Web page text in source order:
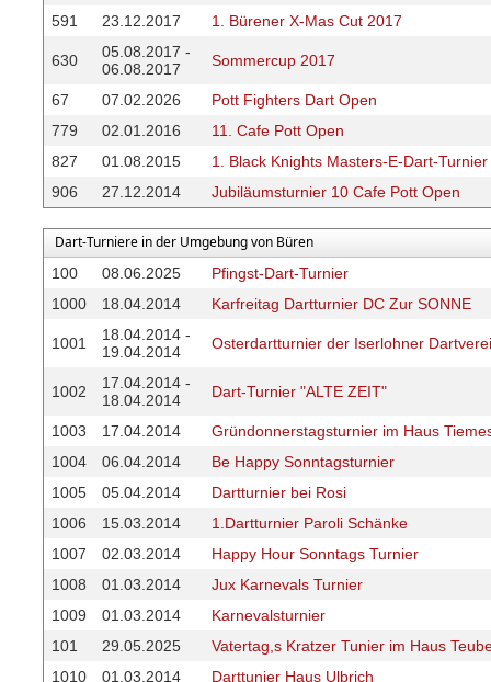
591 23.12.2017 1. Bürener X-Mas Cut 2017
630
05.08.2017 -
06.08.2017
Sommercup 2017
67 07.02.2026
Pott Fighters Dart Open
779
02.01.2016
11. Cafe Pott Open
827
01.08.2015
1. Black Knights Masters-E-Dart-Turnier
906
27.12.2014 Jubiläumsturnier 10 Cafe Pott Open
Dart-Turniere in der Umgebung von Büren
100 08.06.2025
Pfingst-Dart-Turnier
1000
18.04.2014 Karfreitag Dartturnier DC Zur SONNE
1001
18.04.2014 -
19.04.2014
Osterdartturnier der Iserlohner
1002
17.04.2014 -
18.04.2014
Dart-Turnier "ALTE ZEIT"
1003 17.04.2014
Gründonnerstagsturnier im Haus
1004
06.04.2014
Be Happy Sonntagsturnier
1005
05.04.2014
Dartturnier bei Rosi
1006
15.03.2014
1.Dartturnier Paroli Schänke
1007
02.03.2014
Happy Hour Sonntags Turnier
1008
01.03.2014
Jux Karnevals Turnier
1009
01.03.2014
Karnevalsturnier
101
29.05.2025
Vatertag,s Kratzer Tunier im Haus
1010
01.03.2014
Darttunier Haus Ulbrich